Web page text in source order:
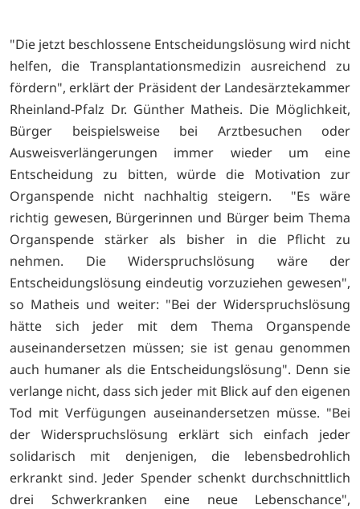
"Die jetzt beschlossene Entscheidungslösung wird nicht
helfen, die Transplantationsmedizin ausreichend zu
fördern", erklärt der Präsident der Landesärztekammer
Rheinland-Pfalz Dr. Günther Matheis. Die Möglichkeit,
Bürger beispielsweise bei Arztbesuchen oder
Ausweisverlängerungen immer wieder um eine
Entscheidung zu bitten, würde die Motivation zur
Organspende nicht nachhaltig steigern. "Es wäre
richtig gewesen, Bürgerinnen und Bürger beim Thema
Organspende stärker als bisher in die Pflicht zu
nehmen. Die Widerspruchslösung wäre der
Entscheidungslösung eindeutig vorzuziehen gewesen",
so Matheis und weiter: "Bei der Widerspruchslösung
hätte sich jeder mit dem Thema Organspende
auseinandersetzen müssen; sie ist genau genommen
auch humaner als die Entscheidungslösung". Denn sie
verlange nicht, dass sich jeder mit Blick auf den eigenen
Tod mit Verfügungen auseinandersetzen müsse. "Bei
der Widerspruchslösung erklärt sich einfach jeder
solidarisch mit denjenigen, die lebensbedrohlich
erkrankt sind. Jeder Spender schenkt durchschnittlich
drei Schwerkranken eine neue Lebenschance",